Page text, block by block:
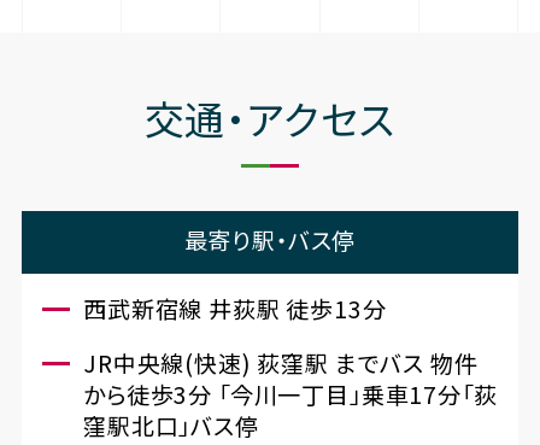
交通・アクセス
最寄り駅・バス停
西武新宿線 井荻駅 徒歩13分
JR中央線(快速) 荻窪駅 までバス 物件
から徒歩3分 「今川一丁目」乗車17分「荻
窪駅北口」バス停